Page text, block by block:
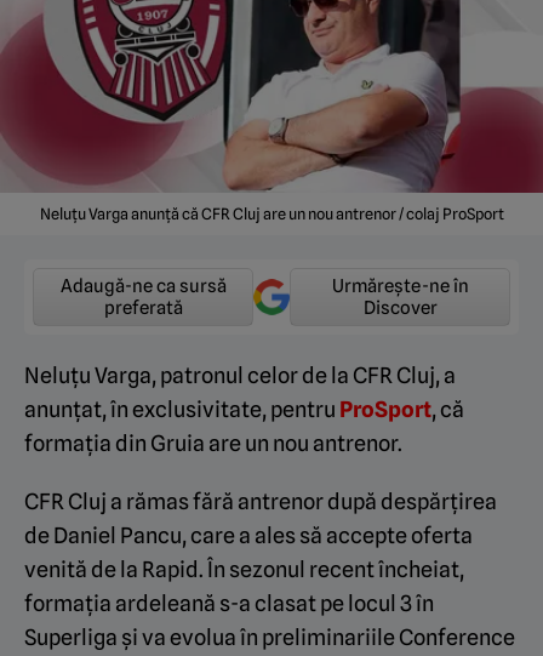
Neluțu Varga anunță că CFR Cluj are un nou antrenor / colaj ProSport
Adaugă-ne ca sursă
preferată
Urmărește-ne în
Discover
Neluțu Varga, patronul celor de la CFR Cluj, a
anunțat, în exclusivitate, pentru ProSport, că
formația din Gruia are un nou antrenor.
CFR Cluj a rămas fără antrenor după despărțirea
de Daniel Pancu, care a ales să accepte oferta
venită de la Rapid. În sezonul recent încheiat,
formația ardeleană s-a clasat pe locul 3 în
Superliga și va evolua în preliminariile Conference